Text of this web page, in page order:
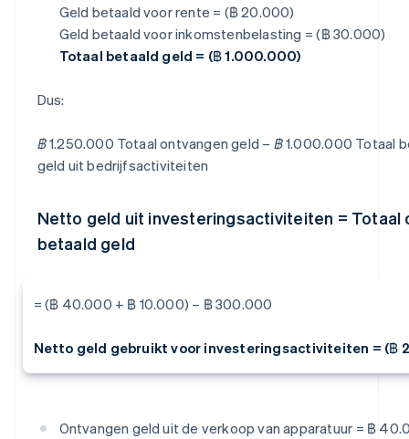
Geld betaald voor rente = (฿ 20.000)
Geld betaald voor inkomstenbelasting = (฿ 30.000)
Totaal betaald geld = (฿ 1.000.000)
Dus:
฿ 1.250.000 Totaal ontvangen geld – ฿ 1.000.000 Totaal
geld uit bedrijfsactiviteiten
Netto geld uit investeringsactiviteiten = Totaal
betaald geld
= (฿ 40.000 + ฿ 10.000) – ฿ 300.000
Netto geld gebruikt voor investeringsactiviteiten = (฿
Ontvangen geld uit de verkoop van apparatuur = ฿